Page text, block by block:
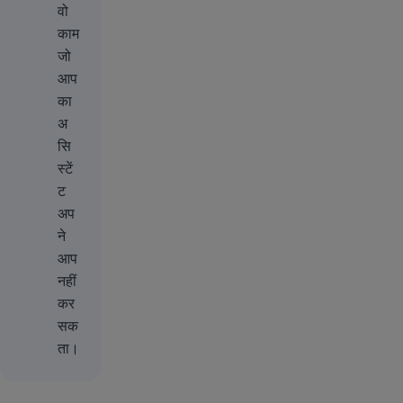
वो
काम
जो
आप
का
अ
सि
स्टें
ट
अप
ने
आप
नहीं
कर
सक
ता।